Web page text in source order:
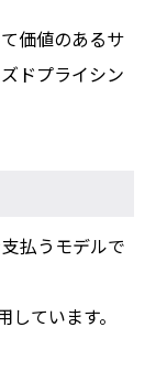
価値のあるサ
ドプライシン
払うモデルで
ています。